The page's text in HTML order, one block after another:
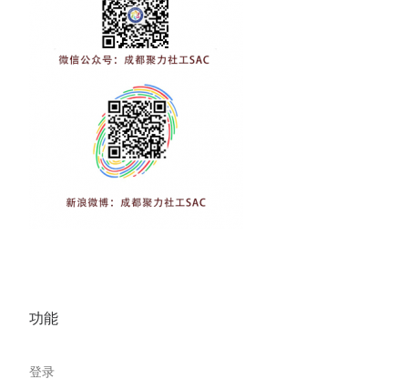
功能
登录